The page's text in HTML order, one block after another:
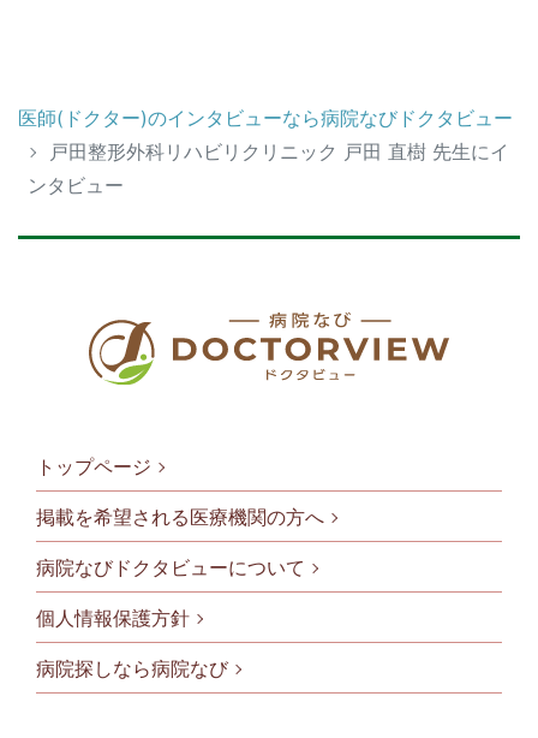
医師(ドクター)のインタビューなら病院なびドクタビュー
戸田整形外科リハビリクリニック 戸田 直樹 先生にイ
ンタビュー
フッタメニ
トップページ
掲載を希望される医療機関の方へ
病院なびドクタビューについて
個人情報保護方針
病院探しなら病院なび